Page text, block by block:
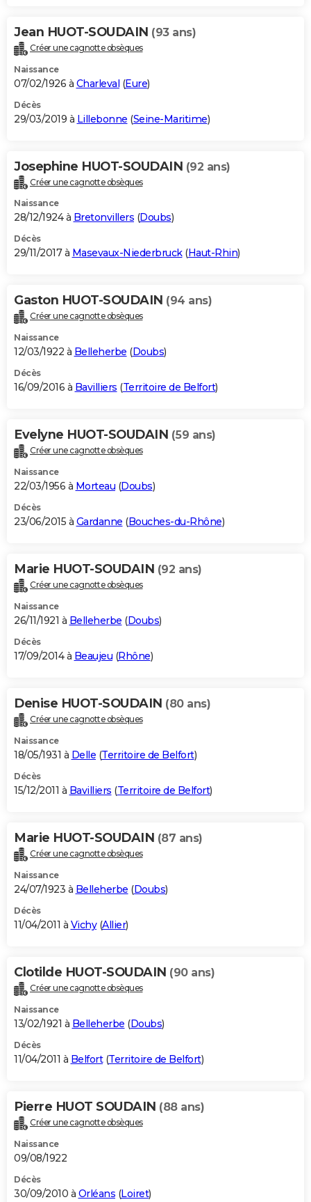
Jean HUOT-SOUDAIN (93 ans)
Créer une cagnotte obsèques
Naissance
07/02/1926 à Charleval (Eure)
Décès
29/03/2019 à Lillebonne (Seine-Maritime)
Josephine HUOT-SOUDAIN (92 ans)
Créer une cagnotte obsèques
Naissance
28/12/1924 à Bretonvillers (Doubs)
Décès
29/11/2017 à Masevaux-Niederbruck(Haut-Rhin)
Gaston HUOT-SOUDAIN (94 ans)
Créer une cagnotte obsèques
Naissance
12/03/1922 à Belleherbe (Doubs)
Décès
16/09/2016 à Bavilliers (Territoire de Belfort)
Evelyne HUOT-SOUDAIN (59 ans)
Créer une cagnotte obsèques
Naissance
22/03/1956 à Morteau (Doubs)
Décès
23/06/2015 à Gardanne (Bouches-du-Rhône)
Marie HUOT-SOUDAIN (92 ans)
Créer une cagnotte obsèques
Naissance
26/11/1921 à Belleherbe (Doubs)
Décès
17/09/2014 à Beaujeu (Rhône)
Denise HUOT-SOUDAIN (80 ans)
Créer une cagnotte obsèques
Naissance
18/05/1931 à Delle (Territoire de Belfort)
Décès
15/12/2011 à Bavilliers (Territoire de Belfort)
Marie HUOT-SOUDAIN (87 ans)
Créer une cagnotte obsèques
Naissance
24/07/1923 à Belleherbe (Doubs)
Décès
11/04/2011 à Vichy(Allier)
Clotilde HUOT-SOUDAIN (90 ans)
Créer une cagnotte obsèques
Naissance
13/02/1921 à Belleherbe (Doubs)
Décès
11/04/2011 à Belfort(Territoire de Belfort)
Pierre HUOT SOUDAIN (88 ans)
Créer une cagnotte obsèques
Naissance
09/08/1922
Décès
30/09/2010 à Orléans (Loiret)